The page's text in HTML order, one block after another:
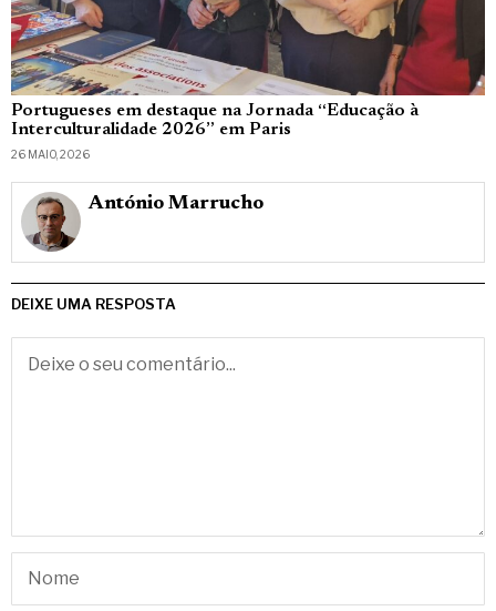
Portugueses em destaque na Jornada “Educação à
Interculturalidade 2026” em Paris
26 MAIO, 2026
António Marrucho
DEIXE UMA RESPOSTA